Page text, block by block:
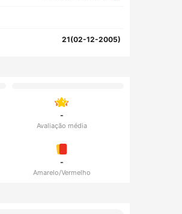
21(02-12-2005)
-
Avaliação média
-
Amarelo/Vermelho